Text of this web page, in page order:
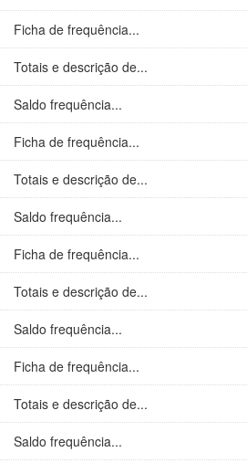
Ficha de frequência...
Totais e descrição de...
Saldo frequência...
Ficha de frequência...
Totais e descrição de...
Saldo frequência...
Ficha de frequência...
Totais e descrição de...
Saldo frequência...
Ficha de frequência...
Totais e descrição de...
Saldo frequência...